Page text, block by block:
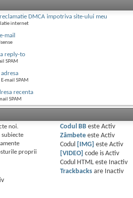
DMCA impotriva site-ului meu
internet
mail
reply-to
SPAM
mail SPAM
recenta
SPAM
noi.
subiecte
proprii
Codul BBeste Activ
Zâmbeteeste Activ
Codul
[IMG] este Activ
[VIDEO] code is Activ
Codul HTML este
Inactiv
Trackbacksare
Inactiv